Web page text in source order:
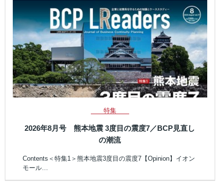
特集
2026年8月号 熊本地震 3度目の震度7／BCP見直し
の潮流
Contents＜特集1＞熊本地震3度目の震度7【Opinion】イオン
モール…